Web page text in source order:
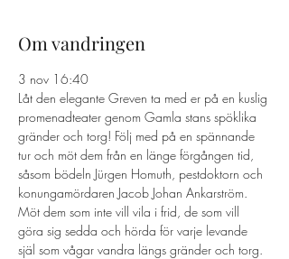
Om vandringen
3 nov 16:40
Låt den elegante Greven ta med er på en kuslig
promenadteater genom Gamla stans spöklika
gränder och torg! Följ med på en spännande
tur och möt dem från en länge förgången tid,
såsom bödeln Jürgen Homuth, pestdoktorn och
konungamördaren Jacob Johan Ankarström.
Möt dem som inte vill vila i frid, de som vill
göra sig sedda och hörda för varje levande
själ som vågar vandra längs gränder och torg.